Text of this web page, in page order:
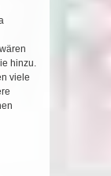
hinzu.
viele